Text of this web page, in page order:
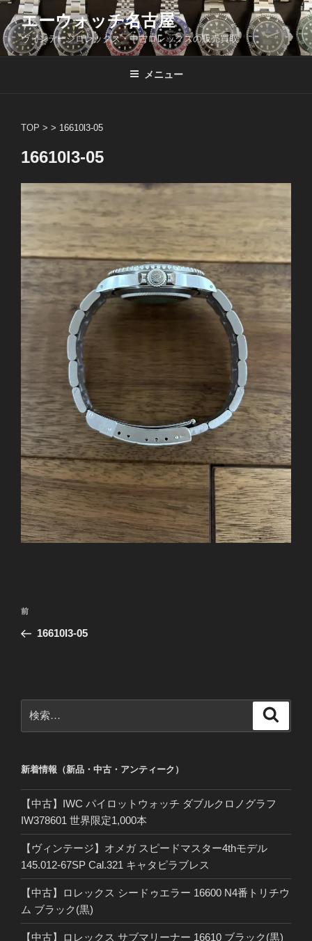
コ
ン
テ
ン
エーウォッチ名古屋
ヴィンテージロレックス・中古ロレックスの販売買取
メニュー
TOP > > 16610l3-05
16610l3-05
投
ナ
ー
シ
前
の
前
16610l3-05
索:
新着情報（新品・中古・アンティーク）
【中古】IWC パイロットウォッチ ダブルクロノグラフ
IW378601 世界限定1,000本
【ヴィンテージ】オメガ スピードマスター4thモデル
145.012-67SP Cal.321 キャタピラブレス
【中古】ロレックス シードゥエラー 16600 N4番トリチウ
ム ブラック(黒)
【中古】ロレックス サブマリーナー 16610 ブラック(黒)